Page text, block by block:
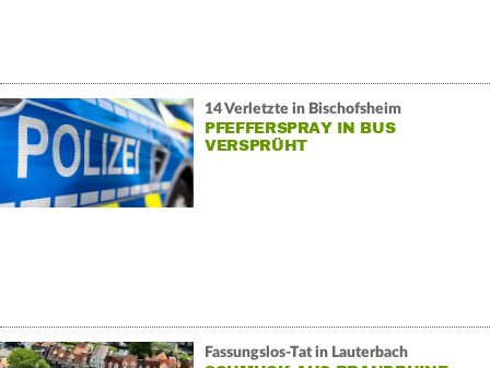
14 Verletzte in Bischofsheim
PFEFFERSPRAY IN BUS
VERSPRÜHT
Fassungslos-Tat in Lauterbach